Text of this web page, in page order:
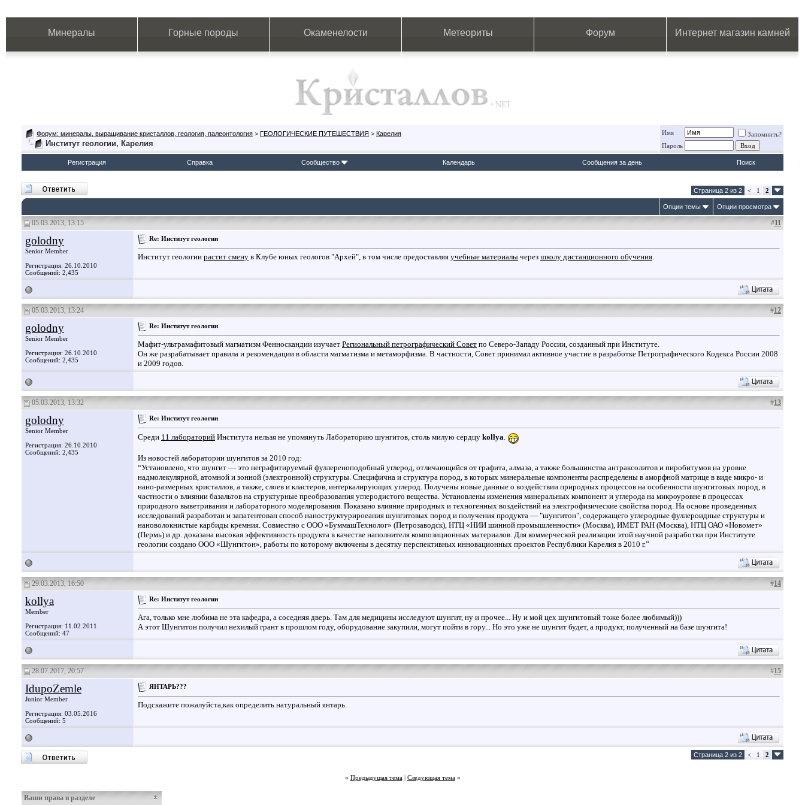
Минералы Горные породы Окаменелости Метеориты Форум Интернет магазин камней
Форум: минералы, выращивание кристаллов, геология, палеонтология > ГЕОЛОГИЧЕСКИЕ ПУТЕШЕСТВИЯ > Карелия
Институт геологии, Карелия
Имя
Запомнить?
Пароль
Регистрация Справка Сообщество Календарь Сообщения за день Поиск
Страница 2 из 2 < 1 2
Опции темы Опции просмотра
05.03.2013, 13:15 #11
golodny
Senior Member
Регистрация: 26.10.2010
Сообщений: 2,435
Re: Институт геологии
Институт геологии растит смену в Клубе юных геологов "Архей", в том числе предоставляя учебные материалы через школу дистанционного обучения.
05.03.2013, 13:24 #12
golodny
Senior Member
Регистрация: 26.10.2010
Сообщений: 2,435
Re: Институт геологии
Мафит-ультрамафитовый магматизм Фенноскандии изучает Региональный петрографический Совет по Северо-Западу России, созданный при Институте.
Он же разрабатывает правила и рекомендации в области магматизма и метаморфизма. В частности, Совет принимал активное участие в разработке Петрографического Кодекса России 2008
и 2009 годов.
05.03.2013, 13:32 #13
golodny
Senior Member
Регистрация: 26.10.2010
Сообщений: 2,435
Re: Институт геологии
Среди 11 лабораторий Института нельзя не упомянуть Лабораторию шунгитов, столь милую сердцу kollya.
Из новостей лаборатории шунгитов за 2010 год:
“Установлено, что шунгит — это неграфитируемый фуллереноподобный углерод, отличающийся от графита, алмаза, а также большинства антраксолитов и пиробитумов на уровне
надмолекулярной, атомной и зонной (электронной) структуры. Специфична и структура пород, в которых минеральные компоненты распределены в аморфной матрице в виде микро- и
нано-размерных кристаллов, а также, слоев и кластеров, интеркалирующих углерод. Получены новые данные о воздействии природных процессов на особенности шунгитовых пород, в
частности о влиянии базальтов на структурные преобразования углеродистого вещества. Установлены изменения минеральных компонент и углерода на микроуровне в процессах
природного выветривания и лабораторного моделирования. Показано влияние природных и техногенных воздействий на электрофизические свойства пород. На основе проведенных
исследований разработан и запатентован способ наноструктурироеания шунгитовых пород и получения продукта — "шунгитон", содержащего углеродные фуллероидные структуры и
нановолокнистые карбиды кремния. Совместно с ООО «БуммашТехнолог» (Петрозаводск), НТЦ «НИИ шинной промышленности» (Москва), ИМЕТ РАН (Москва), НТЦ ОАО «Новомет»
(Пермь) и др. доказана высокая эффективность продукта в качестве наполнителя композиционных материалов. Для коммерческой реализации этой научной разработки при Институте
геологии создано ООО «Шунгитон», работы по которому включены в десятку перспективных инновационных проектов Республики Карелия в 2010 г.”
29.03.2013, 16:50 #14
kollya
Member
Регистрация: 11.02.2011
Сообщений: 47
Re: Институт геологии
Ага, только мне любима не эта кафедра, а соседняя дверь. Там для медицины исследуют шунгит, ну и прочее... Ну и мой цех шунгитовый тоже более любимый)))
А этот Шунгитон получил нехилый грант в прошлом году, оборудование закупили, могут пойти в гору... Но это уже не шунгит будет, а продукт, полученный на базе шунгита!
28.07.2017, 20:57 #15
IdupoZemle
Junior Member
Регистрация: 03.05.2016
Сообщений: 5
ЯНТАРЬ???
Подскажите пожалуйста,как определить натуральный янтарь.
Страница 2 из 2 < 1 2
« Предыдущая тема| Следующая тема »
Ваши права в разделе